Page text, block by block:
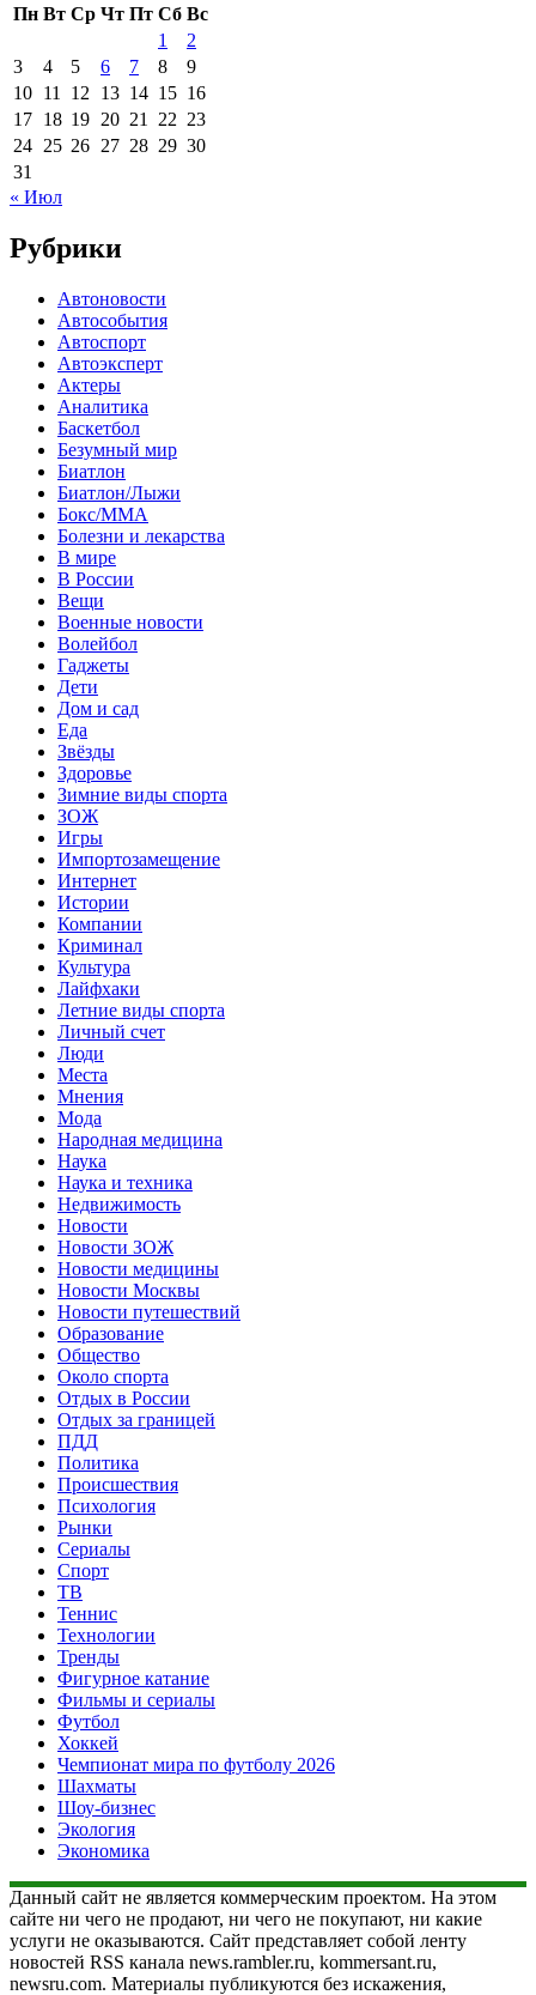
Пн Вт Ср Чт Пт Сб Вс
1
2
3
4 5 6 7 8
9
10 11 12 13 14 15 16
17 18 19 20 21 22 23
24 25 26 27 28 29 30
31
« Июл
Рубрики
Автоновости
Автособытия
Автоспорт
Автоэксперт
Актеры
Аналитика
Баскетбол
Безумный мир
Биатлон
Биатлон/Лыжи
Бокс/MMA
Болезни и лекарства
В мире
В России
Вещи
Военные новости
Волейбол
Гаджеты
Дети
Дом и сад
Еда
Звёзды
Здоровье
Зимние виды спорта
ЗОЖ
Игры
Импортозамещение
Интернет
Истории
Компании
Криминал
Культура
Лайфхаки
Летние виды спорта
Личный счет
Люди
Места
Мнения
Мода
Народная медицина
Наука
Наука и техника
Недвижимость
Новости
Новости ЗОЖ
Новости медицины
Новости Москвы
Новости путешествий
Образование
Общество
Около спорта
Отдых в России
Отдых за границей
ПДД
Политика
Происшествия
Психология
Рынки
Сериалы
Спорт
ТВ
Теннис
Технологии
Тренды
Фигурное катание
Фильмы и сериалы
Футбол
Хоккей
Чемпионат мира по футболу 2026
Шахматы
Шоу-бизнес
Экология
Экономика
Данный сайт не является коммерческим проектом. На этом
сайте ни чего не продают, ни чего не покупают, ни какие
услуги не оказываются. Сайт представляет собой ленту
новостей RSS канала news.rambler.ru, kommersant.ru,
newsru.com. Материалы публикуются без искажения,